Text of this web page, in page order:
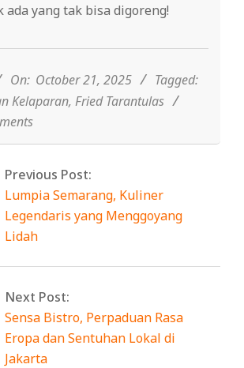
ada yang tak bisa digoreng!
On: October 21, 2025
Tagged:
Kelaparan, Fried Tarantulas
Previous Post:
Lumpia Semarang, Kuliner
Legendaris yang Menggoyang
Lidah
Next Post:
Sensa Bistro, Perpaduan Rasa
Eropa dan Sentuhan Lokal di
Jakarta